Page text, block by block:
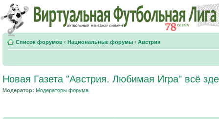
Список форумов ‹ Национальные форумы ‹ Австрия
Новая Газета "Австрия. Любимая Игра" всё
Модератор: Модераторы форума